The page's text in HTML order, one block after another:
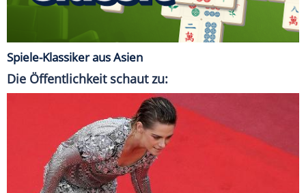
Spiele-Klassiker aus Asien
Die Öffentlichkeit schaut zu: